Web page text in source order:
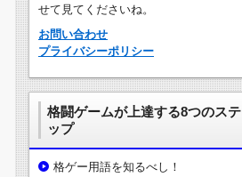
せて見てくださいね。
お問い合わせ
プライバシーポリシー
格闘ゲームが上達する8つのステ
ップ
格ゲー用語を知るべし！